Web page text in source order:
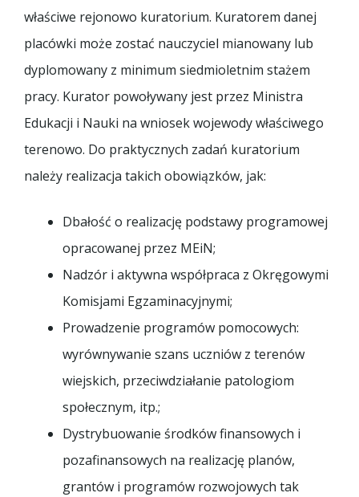
właściwe rejonowo kuratorium. Kuratorem danej
placówki może zostać nauczyciel mianowany lub
dyplomowany z minimum siedmioletnim stażem
pracy. Kurator powoływany jest przez Ministra
Edukacji i Nauki na wniosek wojewody właściwego
terenowo. Do praktycznych zadań kuratorium
należy realizacja takich obowiązków, jak:
Dbałość o realizację podstawy programowej
opracowanej przez MEiN;
Nadzór i aktywna współpraca z Okręgowymi
Komisjami Egzaminacyjnymi;
Prowadzenie programów pomocowych:
wyrównywanie szans uczniów z terenów
wiejskich, przeciwdziałanie patologiom
społecznym, itp.;
Dystrybuowanie środków finansowych i
pozafinansowych na realizację planów,
grantów i programów rozwojowych tak